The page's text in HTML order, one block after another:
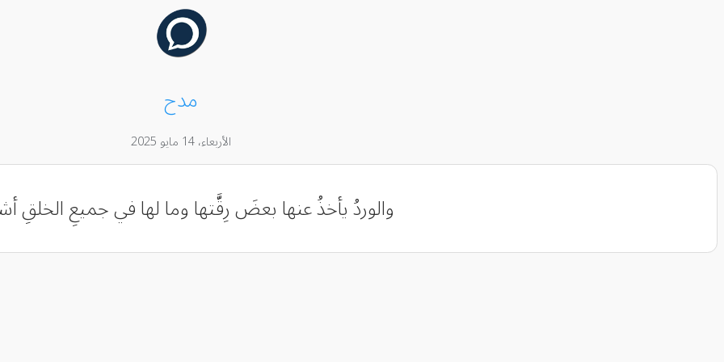
مدح
الأربعاء، 14 مايو 2025
والوردُ يأخذُ عنها بعضَ رِقَّتها وما لها في جميعِ الخلقِ